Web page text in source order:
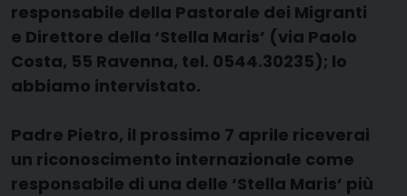
responsabile della Pastorale dei Migranti
e Direttore della ‘Stella Maris’ (via Paolo
Costa, 55 Ravenna, tel. 0544.30235); lo
abbiamo intervistato.
Padre Pietro, il prossimo 7 aprile riceverai
un riconoscimento internazionale come
responsabile di una delle ‘Stella Maris’ più